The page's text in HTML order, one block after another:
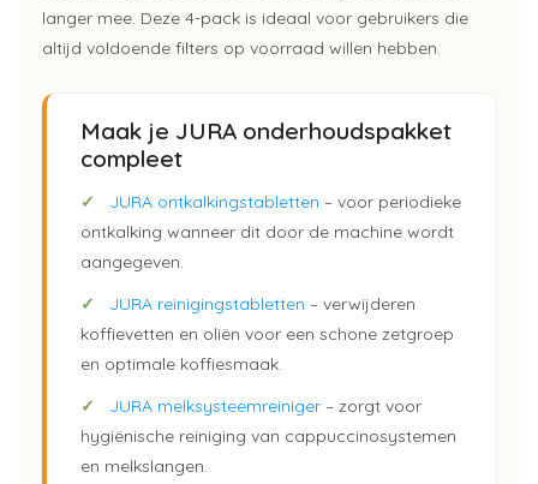
langer mee. Deze 4-pack is ideaal voor gebruikers die
altijd voldoende filters op voorraad willen hebben.
Maak je JURA onderhoudspakket
compleet
✓ JURA ontkalkingstabletten – voor periodieke
ontkalking wanneer dit door de machine wordt
aangegeven.
✓
JURA reinigingstabletten – verwijderen
koffievetten en oliën voor een schone zetgroep
en optimale koffiesmaak.
✓
JURA melksysteemreiniger – zorgt voor
hygiënische reiniging van cappuccinosystemen
en melkslangen.